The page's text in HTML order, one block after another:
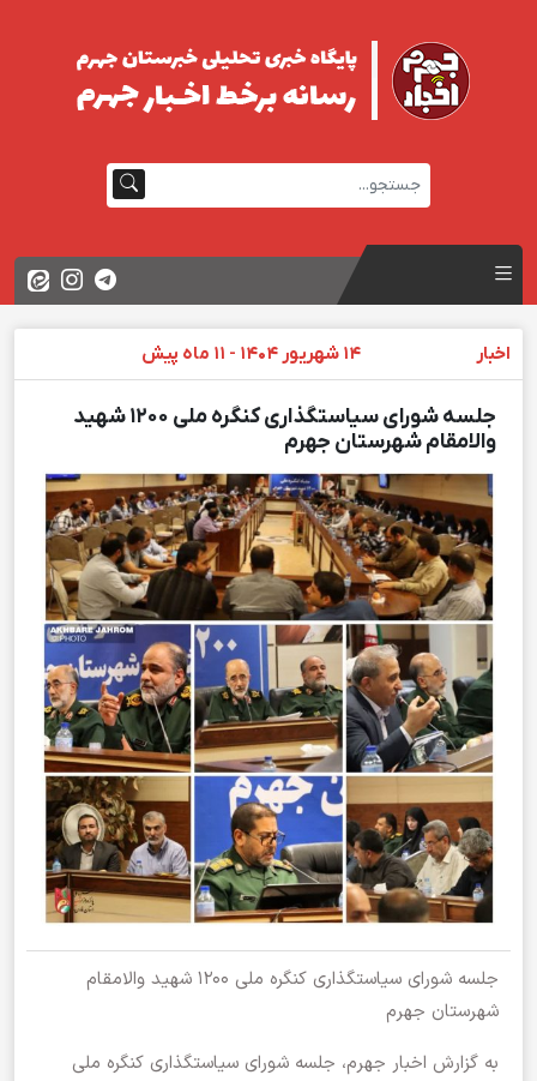
اخبار 14 شهریور 1404 - 11 ماه پیش
جلسه شورای سیاستگذاری کنگره ملی ۱۲۰۰ شهید
والامقام شهرستان جهرم
جلسه شورای سیاستگذاری کنگره ملی ۱۲۰۰ شهید والامقام
شهرستان جهرم
به گزارش اخبار جهرم، جلسه شورای سیاستگذاری کنگره ملی